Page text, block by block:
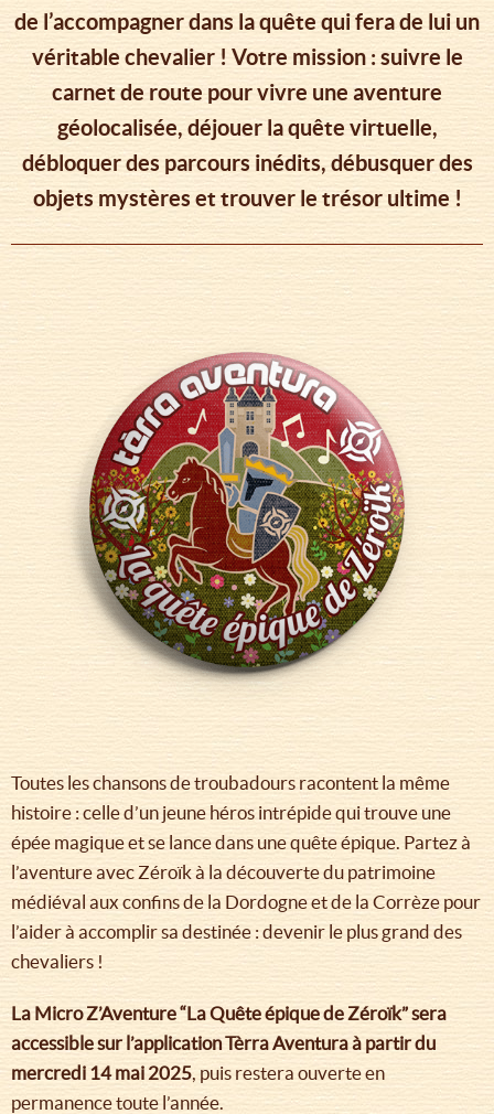
de l’accompagner dans la quête qui fera de lui un
véritable chevalier ! Votre mission : suivre le
carnet de route pour vivre une aventure
géolocalisée, déjouer la quête virtuelle,
débloquer des parcours inédits, débusquer des
objets mystères et trouver le trésor ultime !
Toutes les chansons de troubadours racontent la même
histoire : celle d’un jeune héros intrépide qui trouve une
épée magique et se lance dans une quête épique. Partez à
l’aventure avec Zéroïk à la découverte du patrimoine
médiéval aux confins de la Dordogne et de la Corrèze pour
l’aider à accomplir sa destinée : devenir le plus grand des
chevaliers !
La Micro Z’Aventure “La Quête épique de Zéroïk” sera
accessible sur l’application Tèrra Aventura à partir du
mercredi 14 mai 2025, puis restera ouverte en
permanence toute l’année.